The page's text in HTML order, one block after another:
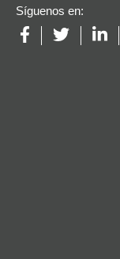
Síguenos en: